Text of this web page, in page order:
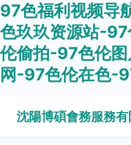
97色福利视频导
色玖玖资源站-
伦偷拍-97色伦
网-97色伦在色-